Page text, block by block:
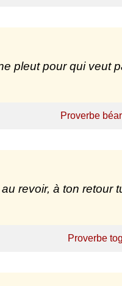
pleut pour qui veut
Proverbe
revoir, à ton retour
Proverbe